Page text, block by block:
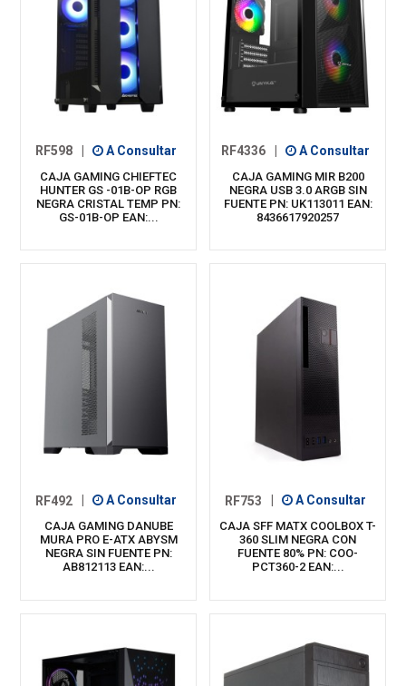
RF598 A Consultar
CAJA GAMING CHIEFTEC
HUNTER GS -01B-OP RGB
NEGRA CRISTAL TEMP PN:
GS-01B-OP EAN:...
RF4336 A Consultar
CAJA GAMING MIR B200
NEGRA USB 3.0 ARGB SIN
FUENTE PN: UK113011 EAN:
8436617920257
RF492 A Consultar
CAJA GAMING DANUBE
MURA PRO E-ATX ABYSM
NEGRA SIN FUENTE PN:
AB812113 EAN:...
RF753 A Consultar
CAJA SFF MATX COOLBOX T-
360 SLIM NEGRA CON
FUENTE 80% PN: COO-
PCT360-2 EAN:...